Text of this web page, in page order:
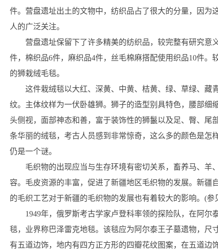
件。营盘遗址出土的文物中，纺织品占了很大的分量，因为
人的广泛关注。
营盘遗址保留下了许多精美的纺织品，较完整有研究意
件，棉织品6件，麻织品4件，丝毛棉麻搭配使用织品10件
的狮栽绒毛毯。
这件栽绒毯以大红、深黄、中黄、桔黄、绿、草绿、藏
纹。主体纹样为一伏卧雄狮。狮子的造型别具特色，腰部细
头侧视，面部神态和善，富于装饰性的狮鬣以及足、臀、
条华丽的绒毯，考古人员感到非常惊奇，这么多的颜色是怎
仍是一个谜。
毛织物的出现应当与生存环境有密切关系，畜养马、
容。毛皮资源的丰富，促进了新疆地区毛织物的发展。新
的毛织工艺对于新疆的毛织物的发展也有着较大的影响。(
1949年，俄罗斯考古学家卢登科率领的探险队，在阿
毯，业界称巴泽雷克地毯。该毯应为阿尔泰王子墓遗物，尺
有五道边饰，地内有四方正方形的四瓣花纹图案，在五道边